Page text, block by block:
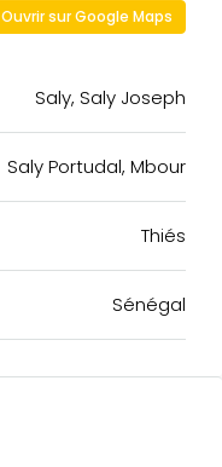
Ouvrir sur Google Maps
Saly, Saly Joseph
Saly Portudal, Mbour
Thiés
Sénégal